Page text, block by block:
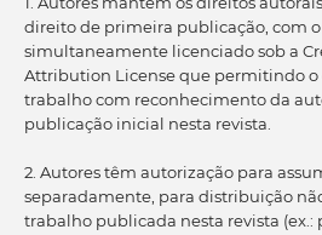
direito de primeira publicação, com
simultaneamente licenciado sob a
Attribution License que permitindo
trabalho com reconhecimento da
publicação inicial nesta revista.
2. Autores têm autorização para
separadamente, para distribuição
trabalho publicada nesta revista